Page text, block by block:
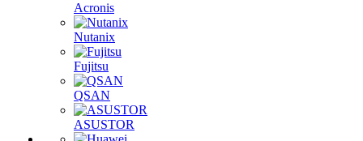
Acronis
Nutanix
Fujitsu
QSAN
ASUSTOR